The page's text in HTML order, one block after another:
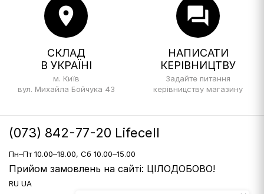
location_on
СКЛАД
В УКРАЇНІ
м. Київ
вул. Михайла Бойчука 43
forum
НАПИСАТИ
КЕРІВНИЦТВУ
Задайте питання
керівницству магазину
(073) 842-77-20 Lifecell
Пн–Пт 10.00–18.00, Сб 10.00–15.00
Прийом замовлень на сайті: ЦІЛОДОБОВО!
RU UA